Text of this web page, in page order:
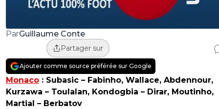
ParGuillaume Conte
Partager sur
Ajouter comme source préférée sur Google
Monaco : Subasic – Fabinho, Wallace, Abdennour,
Kurzawa – Toulalan, Kondogbia – Dirar, Moutinho,
Martial – Berbatov